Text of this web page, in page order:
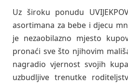
Uz široku ponudu
asortimana za bebe i djecu
je nezaobilazno mjesto
pronaći sve što njihovim
nagradio vjernost svojih
uzbudljive trenutke